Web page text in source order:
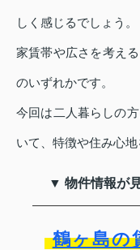
しく感じるでしょう。
家賃帯や広さを考え
のいずれかです。
今回は二人暮らしの
いて、特徴や住み心地
▼ 物件情報が
鶴ヶ島の